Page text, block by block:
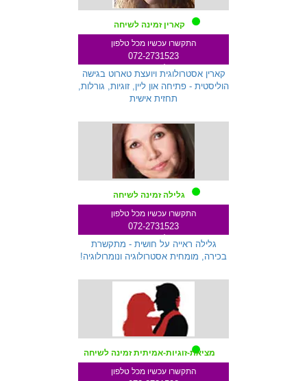
קארין זמינה לשיחה
התקשרו עכשיו מכל טלפון
072-2731523
שלוחה 271
קארין אסטרולוגית ויועצת טארוט בגישה
הוליסטית - פתיחה און ליין, זוגיות, גורלות,
תחזית אישית
גלילה זמינה לשיחה
התקשרו עכשיו מכל טלפון
072-2731523
שלוחה 712
גלילה ראייה על חושית - מתקשרת
בכירה, מומחית אסטרולוגיה ונומרולוגיה!
מציאת-זוגיות-אמיתית זמינה לשיחה
התקשרו עכשיו מכל טלפון